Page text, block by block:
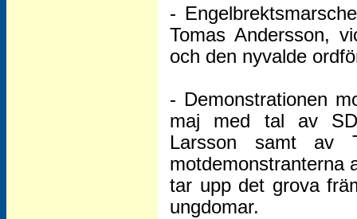
-
Tomas Andersson,
och den nyvalde
- Demonstrationen
maj med tal av
Larsson samt av
motdemonstranterna
tar upp det grova
ungdomar.